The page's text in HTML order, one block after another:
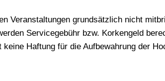
Veranstaltungen grundsätzlich nicht
Servicegebühr bzw. Korkengeld
Haftung für die Aufbewahrung der